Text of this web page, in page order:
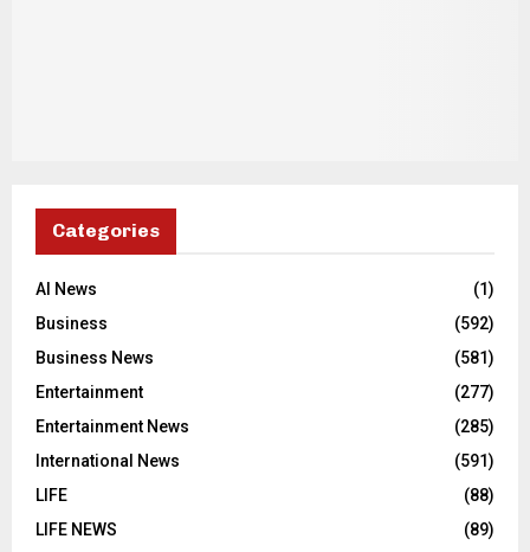
Categories
AI News
(1)
Business
(592)
Business News
(581)
Entertainment
(277)
Entertainment News
(285)
International News
(591)
LIFE
(88)
LIFE NEWS
(89)